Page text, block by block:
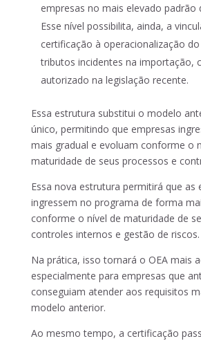
empresas no mais elevado padrão
Esse nível possibilita, ainda, a
certificação à operacionalização
tributos incidentes na importação,
autorizado na legislação recente.
Essa estrutura substitui o modelo
único, permitindo que empresas
mais gradual e evoluam conforme o
maturidade de seus processos e
Essa nova estrutura permitirá que as
ingressem no programa de forma
conforme o nível de maturidade de
controles internos e gestão de riscos.
Na prática, isso tornará o OEA mais
especialmente para empresas que
conseguiam atender aos requisitos
modelo anterior.
Ao mesmo tempo, a certificação